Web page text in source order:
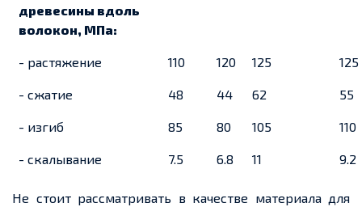
древесины вдоль
волокон, МПа:
- растяжение 110 120 125 125
- сжатие 48 44 62 55
- изгиб 85 80 105 110
- скалывание 7.5 6.8 11 9.2
Не стоит рассматривать в качестве материала для